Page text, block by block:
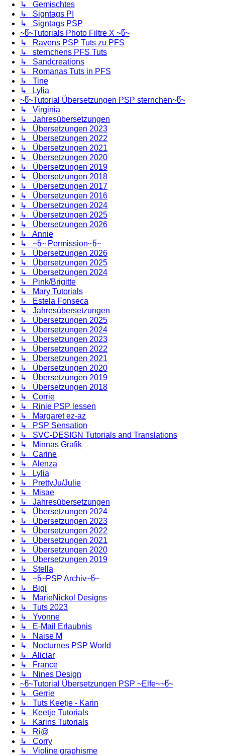
↳ Gemischtes
↳ Signtags PI
↳ Signtags PSP
~წ~Tutorials Photo Filtre X ~წ~
↳ Ravens PSP Tuts zu PFS
↳ sternchens PFS Tuts
↳ Sandcreations
↳ Romanas Tuts in PFS
↳ Tine
↳ Lylia
~წ~Tutorial Übersetzungen PSP sternchen~წ~
↳ Virginia
↳ Jahresübersetzungen
↳ Übersetzungen 2023
↳ Übersetzungen 2022
↳ Übersetzungen 2021
↳ Übersetzungen 2020
↳ Übersetzungen 2019
↳ Übersetzungen 2018
↳ Übersetzungen 2017
↳ Übersetzungen 2016
↳ Übersetzungen 2024
↳ Übersetzungen 2025
↳ Übersetzungen 2026
↳ Annie
↳ ~წ~ Permission~წ~
↳ Übersetzungen 2026
↳ Übersetzungen 2025
↳ Übersetzungen 2024
↳ Pink/Brigitte
↳ Mary Tutorials
↳ Estela Fonseca
↳ Jahresübersetzungen
↳ Übersetzungen 2025
↳ Übersetzungen 2024
↳ Übersetzungen 2023
↳ Übersetzungen 2022
↳ Übersetzungen 2021
↳ Übersetzungen 2020
↳ Übersetzungen 2019
↳ Übersetzungen 2018
↳ Corrie
↳ Rinie PSP lessen
↳ Margaret ez-az
↳ PSP Sensation
↳ SVC-DESIGN Tutorials and Translations
↳ Minnas Grafik
↳ Carine
↳ Alenza
↳ Lylia
↳ PrettyJu/Julie
↳ Misae
↳ Jahresübersetzungen
↳ Übersetzungen 2024
↳ Übersetzungen 2023
↳ Übersetzungen 2022
↳ Übersetzungen 2021
↳ Übersetzungen 2020
↳ Übersetzungen 2019
↳ Stella
↳ ~წ~PSP Archiv~წ~
↳ Bigi
↳ MarieNickol Designs
↳ Tuts 2023
↳ Yvonne
↳ E-Mail Erlaubnis
↳ Naise M
↳ Nocturnes PSP World
↳ Aliciar
↳ France
↳ Nines Design
~წ~Tutorial Übersetzungen PSP ~Elfe~~წ~
↳ Gerrie
↳ Tuts Keetje - Karin
↳ Keetje Tutorials
↳ Karins Tutorials
↳ Ri@
↳ Corry
↳ Violine graphisme